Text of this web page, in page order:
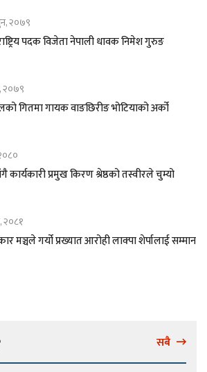
२०७९
पदक विजेता नेपाली धावक निमेश गुरुङ
२०७९
गितमा गायक वाङछिरीङ भोटियाको अर्को
कार्यकारी प्रमुख किरण श्रेष्ठको तस्वीरले चुम्यो
२०८१
मञ्चले गर्यो प्रख्यात आरोही लाक्पा शेर्पालाई सम्मान
सबै